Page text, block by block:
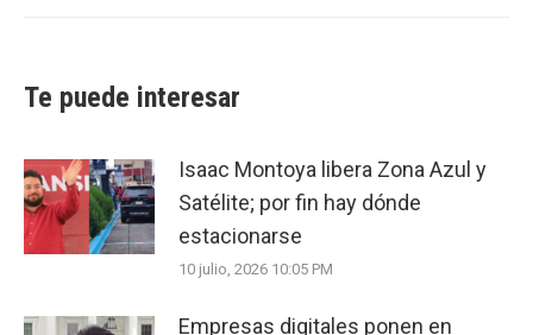
Te puede interesar
Isaac Montoya libera Zona Azul y
Satélite; por fin hay dónde
estacionarse
10 julio, 2026 10:05 PM
Empresas digitales ponen en